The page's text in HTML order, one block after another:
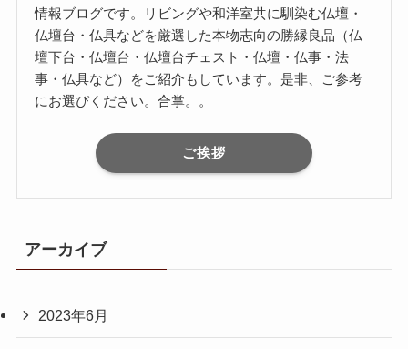
情報ブログです。リビングや和洋室共に馴染む仏壇・
仏壇台・仏具などを厳選した本物志向の勝縁良品（仏
壇下台・仏壇台・仏壇台チェスト・仏壇・仏事・法
事・仏具など）をご紹介もしています。是非、ご参考
にお選びください。合掌。。
ご挨拶
アーカイブ
2023年6月